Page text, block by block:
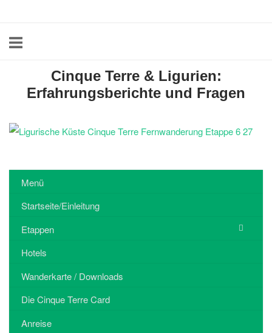
content
Cinque Terre & Ligurien:
Erfahrungsberichte und Fragen
Menü
Startseite/Einleitung
Etappen
Hotels
Wanderkarte / Downloads
Die Cinque Terre Card
Anreise